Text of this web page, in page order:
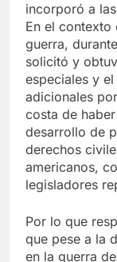
incorporó a
En el
guerra,
solicitó y
especiales y
adicionales
costa de
desarrollo de
derechos
americanos,
legisladores
Por lo que
que pese a la
en la guerra